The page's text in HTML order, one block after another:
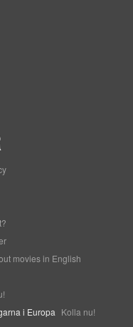
movies in English
i Europa Kolla nu!